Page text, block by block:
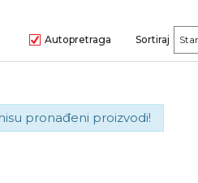
Autopretraga Sortiraj
pronađeni proizvodi!